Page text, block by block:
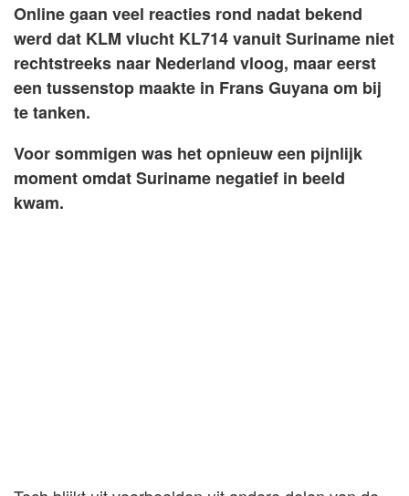
Online gaan veel reacties rond nadat bekend
werd dat KLM vlucht KL714 vanuit Suriname niet
rechtstreeks naar Nederland vloog, maar eerst
een tussenstop maakte in Frans Guyana om bij
te tanken.
Voor sommigen was het opnieuw een pijnlijk
moment omdat Suriname negatief in beeld
kwam.